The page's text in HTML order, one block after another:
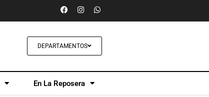
DEPARTAMENTOS
En La Reposera